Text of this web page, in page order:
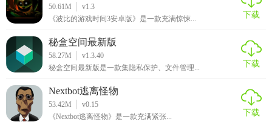
50.61M
v1.3
《波比的游戏时间3安卓版》是一款充满惊悚...
下载
秘盒空间最新版
58.27M
v1.3.40
秘盒空间最新版是一款集隐私保护、文件管理...
下载
Nextbot逃离怪物
53.42M
v0.15
《Nextbot逃离怪物》是一款充满紧张...
下载